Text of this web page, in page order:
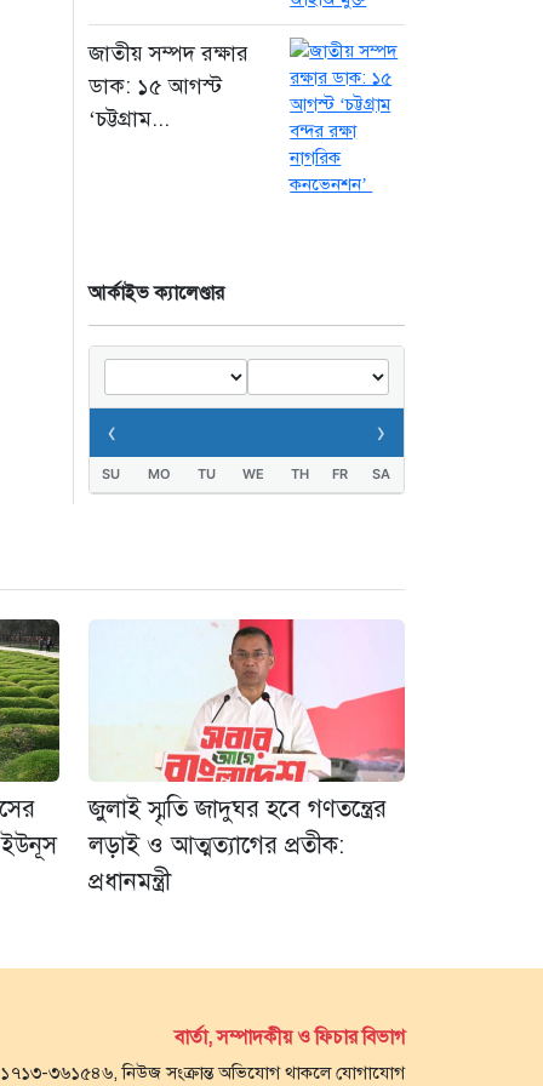
জুলাই স্মৃতি জাদুঘর হবে
গণতন্ত্রের লড়াই ও
আত্মত্যাগের প্রতীক:
প্রধানমন্ত্রী
জাতীয় সম্পদ রক্ষার
ডাক: ১৫ আগস্ট
‘চট্টগ্রাম...
আর্কাইভ ক্যালেণ্ডার
‹ ›
SU MO TU WE TH FR SA
ইউনূস
জুলাই স্মৃতি জাদুঘর হবে গণতন্ত্রের
লড়াই ও আত্মত্যাগের প্রতীক:
প্রধানমন্ত্রী
বার্তা, সম্পাদকীয় ও ফিচার বিভাগ
৩৬১৫৪৬, নিউজ সংক্রান্ত অভিযোগ থাকলে যোগাযোগ